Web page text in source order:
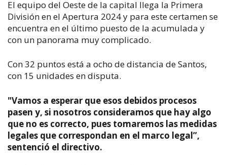
El equipo del Oeste de la capital llega la Primera
División en el Apertura 2024 y para este certamen se
encuentra en el último puesto de la acumulada y
con un panorama muy complicado.
Con 32 puntos está a ocho de distancia de Santos,
con 15 unidades en disputa.
"Vamos a esperar que esos debidos procesos
pasen y, si nosotros consideramos que hay algo
que no es correcto, pues tomaremos las medidas
legales que correspondan en el marco legal”,
sentenció el directivo.